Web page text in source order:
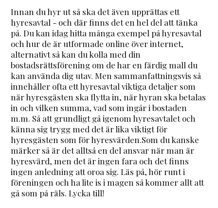
Innan du hyr ut så ska det även upprättas ett
hyresavtal - och där finns det en hel del att tänka
på. Du kan idag hitta många exempel på hyresavtal
och hur de är utformade online över internet,
alternativt så kan du kolla med din
bostadsrättsförening om de har en färdig mall du
kan använda dig utav. Men sammanfattningsvis så
innehåller ofta ett hyresavtal viktiga detaljer som
när hyresgästen ska flytta in, när hyran ska betalas
in och vilken summa, vad som ingår i bostaden
m.m. Så att grundligt gå igenom hyresavtalet och
känna sig trygg med det är lika viktigt för
hyresgästen som för hyresvärden.Som du kanske
märker så är det alltså en del ansvar när man är
hyresvärd, men det är ingen fara och det finns
ingen anledning att oroa sig. Läs på, hör runt i
föreningen och ha lite is i magen så kommer allt att
gå som på räls. Lycka till!